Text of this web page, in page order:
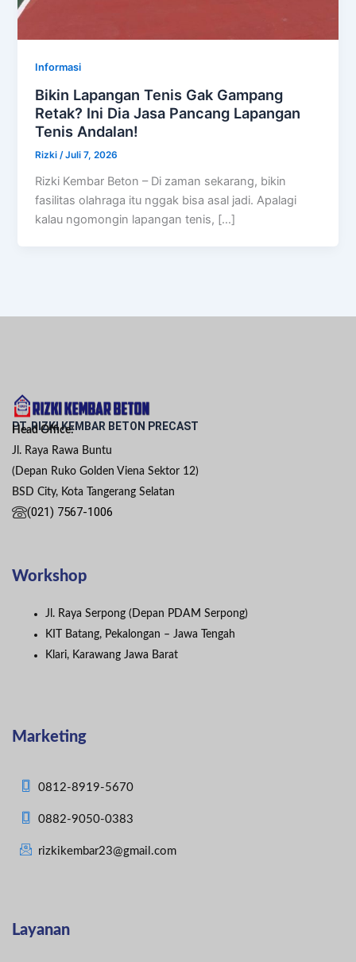
Informasi
Bikin Lapangan Tenis Gak Gampang
Retak? Ini Dia Jasa Pancang Lapangan
Tenis Andalan!
Rizki/Juli 7, 2026
Rizki Kembar Beton – Di zaman sekarang, bikin
fasilitas olahraga itu nggak bisa asal jadi. Apalagi
kalau ngomongin lapangan tenis, […]
PT. RIZKI KEMBAR BETON PRECAST
Head Office:
Jl. Raya Rawa Buntu
(Depan Ruko Golden Viena Sektor 12)
BSD City, Kota Tangerang Selatan
(021) 7567-1006
Workshop
Jl. Raya Serpong (Depan PDAM Serpong)
KIT Batang, Pekalongan – Jawa Tengah
Klari, Karawang Jawa Barat
Marketing
0812-8919-5670
0882-9050-0383
rizkikembar23@gmail.com
Layanan